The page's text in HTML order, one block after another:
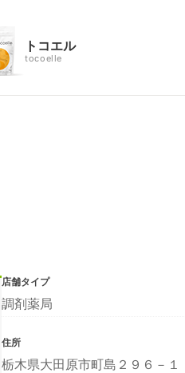
トコエル
tocoelle
店舗タイプ
調剤薬局
住所
栃木県大田原市町島２９６－１